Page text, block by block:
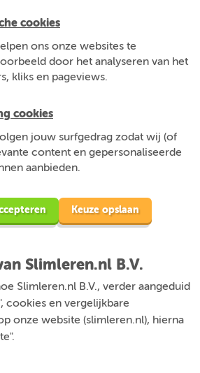
cookies
ons onze websites te
door het analyseren van het
kliks en pageviews.
cookies
jouw surfgedrag zodat wij (of
content en gepersonaliseerde
aanbieden.
Keuze opslaan
Slimleren.nl B.V.
Slimleren.nl B.V., verder aangeduid
cookies en vergelijkbare
onze website (slimleren.nl), hierna